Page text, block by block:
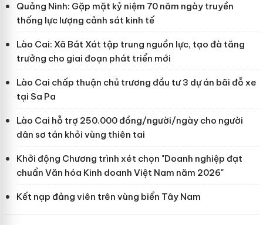
Quảng Ninh: Gặp mặt kỷ niệm 70 năm ngày truyền
thống lực lượng cảnh sát kinh tế
Lào Cai: Xã Bát Xát tập trung nguồn lực, tạo đà tăng
trưởng cho giai đoạn phát triển mới
Lào Cai chấp thuận chủ trương đầu tư 3 dự án bãi đỗ xe
tại Sa Pa
Lào Cai hỗ trợ 250.000 đồng/người/ngày cho người
dân sơ tán khỏi vùng thiên tai
Khởi động Chương trình xét chọn "Doanh nghiệp đạt
chuẩn Văn hóa Kinh doanh Việt Nam năm 2026"
Kết nạp đảng viên trên vùng biển Tây Nam